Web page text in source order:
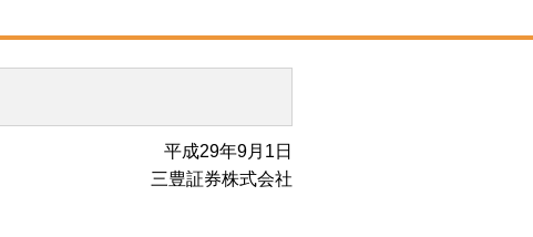
平成29年9月1日
三豊証券株式会社